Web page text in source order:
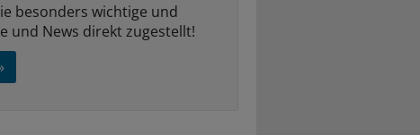
besonders wichtige und
und News direkt zugestellt!